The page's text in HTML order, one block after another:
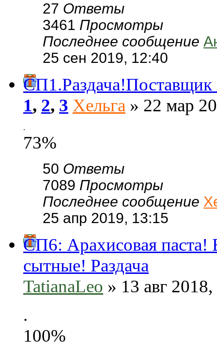
27 Ответы
3461 Просмотры
Последнее сообщение
25 сен 2019, 12:40
СП1.Раздача!Поставщик
1, 2, 3 Хельга » 22 мар
.
73%
50 Ответы
7089 Просмотры
Последнее сообщение
25 апр 2019, 13:15
СП6: Арахисовая паста!
сытные! Раздача
TatianaLeo » 13 авг
.
100%